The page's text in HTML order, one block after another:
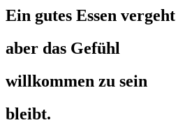
Ein gutes Essen vergeht
aber das Gefühl
willkommen zu sein
bleibt.